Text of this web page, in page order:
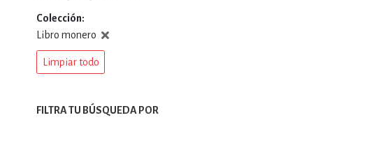
Colección
Libro monero
Limpiar todo
FILTRA TU BÚSQUEDA POR